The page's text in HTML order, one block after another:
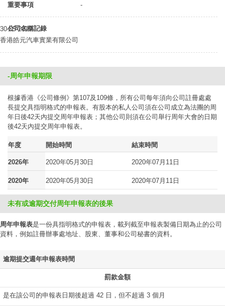
重要事項 -
公司名稱記錄
30-05-2019
香港皓元汽車實業有限公司
-周年申報期限
根據香港《公司條例》第107及109條，所有公司每年須向公司註冊處處
長提交具指明格式的申報表。有股本的私人公司須在公司成立為法團的周
年日後42天內提交周年申報表；其他公司則須在公司舉行周年大會的日期
後42天內提交周年申報表。
年度 開始時間 結束時間
2026年 2020年05月30日 2020年07月11日
2020年 2020年05月30日 2020年07月11日
未有或逾期交付周年申報表的後果
周年申報表是一份具指明格式的申報表，載列截至申報表製備日期為止的公司
資料，例如註冊辦事處地址、股東、董事和公司秘書的資料。
逾期提交週年申報表時間
罰款金額
是在該公司的申報表日期後超過 42 日，但不超過 3 個月